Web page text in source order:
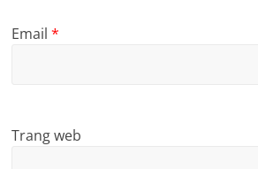
Email*
Trang web